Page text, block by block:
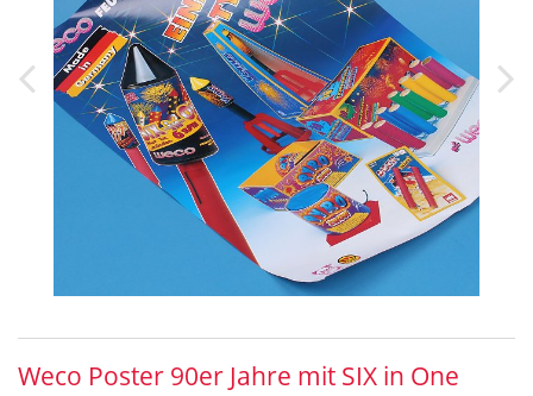
Weco Poster 90er Jahre mit SIX in One